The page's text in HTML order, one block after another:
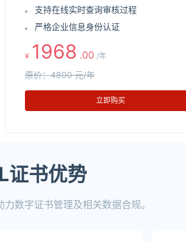
支持在线实时查询审核过程
严格企业信息身份认证
¥ 1968 .00 /年
原价：4800 元/年
立即购买
证书优势
数字证书管理及相关数据合规。